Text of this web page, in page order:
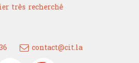
très recherché
contact@cit.la